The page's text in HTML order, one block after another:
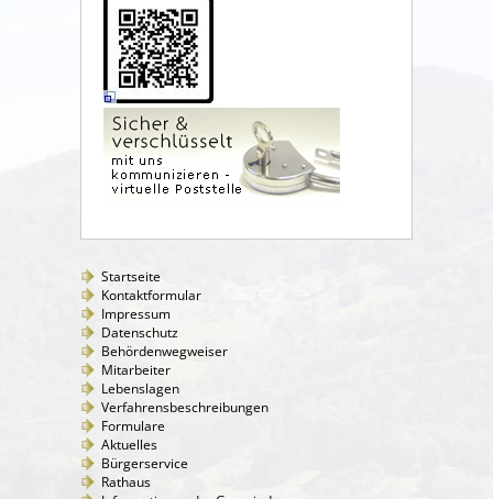
Startseite
Kontaktformular
Impressum
Datenschutz
Behördenwegweiser
Mitarbeiter
Lebenslagen
Verfahrensbeschreibungen
Formulare
Aktuelles
Bürgerservice
Rathaus